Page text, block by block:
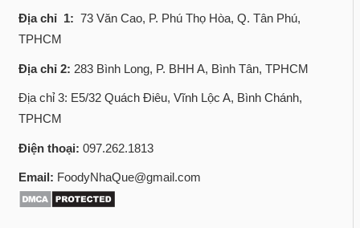
Địa chỉ 1: 73 Văn Cao, P. Phú Thọ Hòa, Q. Tân Phú,
TPHCM
Địa chỉ 2: 283 Bình Long, P. BHH A, Bình Tân, TPHCM
Địa chỉ 3: E5/32 Quách Điêu, Vĩnh Lộc A, Bình Chánh,
TPHCM
Điện thoại: 097.262.1813
Email: FoodyNhaQue@gmail.com